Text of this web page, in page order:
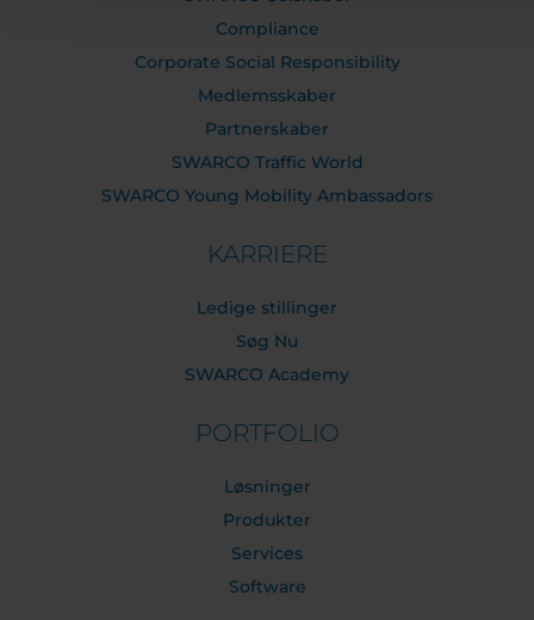
Compliance
Corporate Social Responsibility
Medlemsskaber
Partnerskaber
SWARCO Traffic World
SWARCO Young Mobility Ambassadors
KARRIERE
Ledige stillinger
Søg Nu
SWARCO Academy
PORTFOLIO
Løsninger
Produkter
Services
Software